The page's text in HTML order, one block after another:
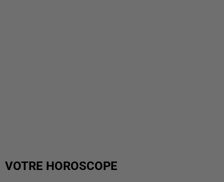
VOTRE HOROSCOPE